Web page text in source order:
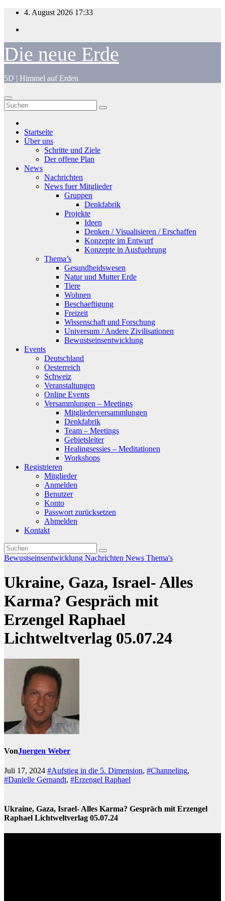
Zum
springen
4. August 2026 17:33
Die neue Erde
5D | Himmel auf Erden
Startseite
Über uns
Schritte und Ziele
Der offene Plan
News
Nachrichten
News fuer Mitglieder
Gruppen
Denkfabrik
Projekte
Ideen
Denken / Visualisieren / Erschaffen
Konzepte im Entwurf
Konzepte in Ausfuehrung
Thema’s
Gesundheidswesen
Natur und Mutter Erde
Tiere
Wohnen
Beschaeftigung
Freizeit
Wissenschaft und Forschung
Universum / Andere Zivilisationen
Bewustseinsentwicklung
Events
Deutschland
Oesterreich
Schweiz
Veranstaltungen
Online Events
Versammlungen – Meetings
Mitgliederversammlungen
Denkfabrik
Team – Meetings
Gebietsleiter
Healingsessies – Meditationen
Workshops
Registrieren
Mitglieder
Anmelden
Benutzer
Konto
Passwort zurücksetzen
Abmelden
Kontakt
Bewustseinsentwicklung Nachrichten News Thema's
Ukraine, Gaza, Israel- Alles
Karma? Gespräch mit
Erzengel Raphael
Lichtweltverlag 05.07.24
VonJuergen Weber
Juli 17, 2024 #Aufstieg in die 5. Dimension, #Channeling,
#Danielle Gernandt, #Erzengel Raphael
Ukraine, Gaza, Israel- Alles Karma? Gespräch mit Erzengel
Raphael Lichtweltverlag 05.07.24